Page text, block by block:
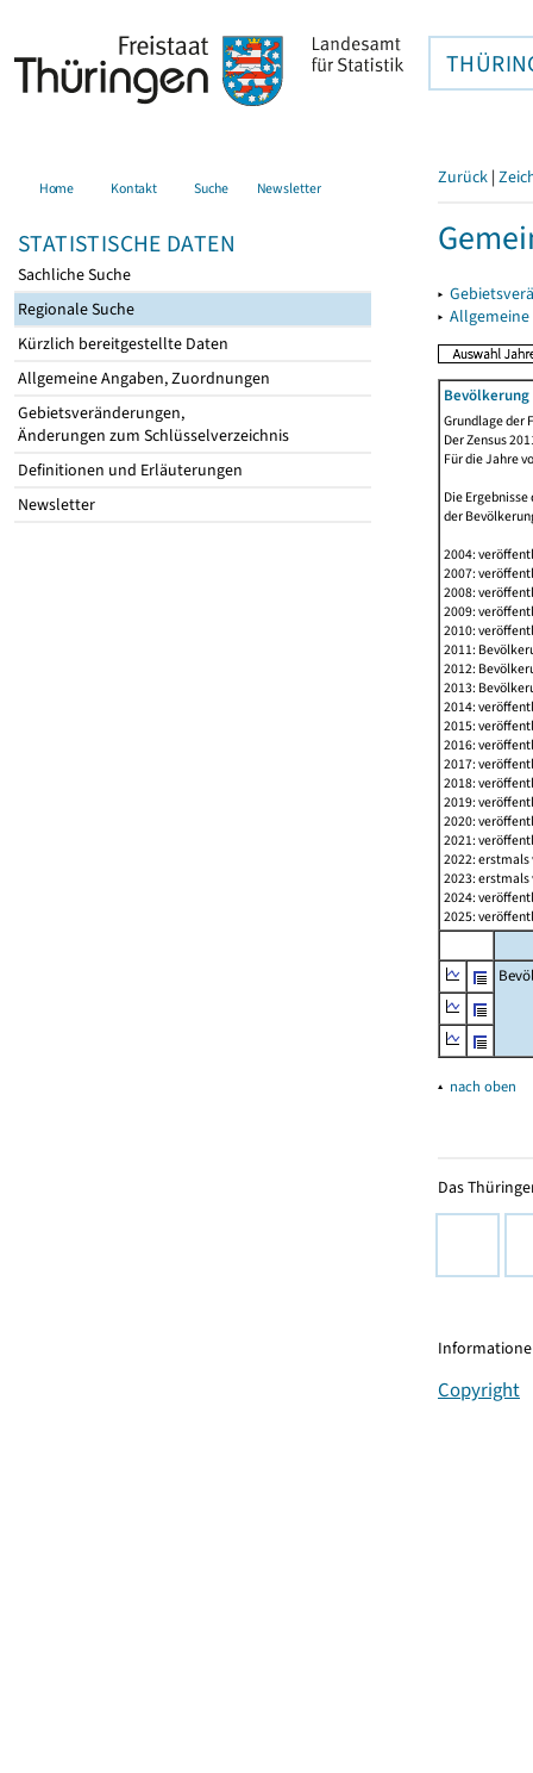
Home Kontakt Suche Newsletter
STATISTISCHE DATEN
Sachliche Suche
Regionale Suche
Kürzlich bereitgestellte Daten
Allgemeine Angaben, Zuordnungen
Gebietsveränderungen,
Änderungen zum Schlüsselverzeichnis
Definitionen und Erläuterungen
Newsletter
Zurück |
▸
▸
Grundlage der
Der Zensus
Für die Jahre
Die
der
2004:
2007:
2008:
2009:
2010:
2011:
2012:
2013:
2014:
2015:
2016:
2017:
2018:
2019:
2020:
2021:
2022:
2023:
2024:
2025:
▴ nach oben
Das
Copyright